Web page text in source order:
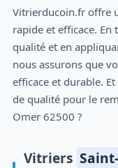
Vitrierducoin.fr offre
rapide et efficace.
qualité et en
nous assurons que
efficace et durable.
de qualité pour le
Omer 62500 ?
Vitriers